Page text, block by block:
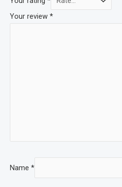
Your review *
Name *